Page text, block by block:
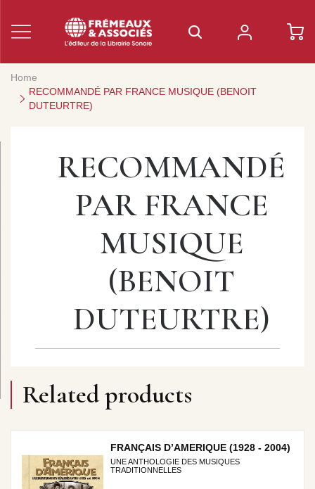
Home
RECOMMANDÉ PAR FRANCE MUSIQUE (BENOIT
DUTEURTRE)
RECOMMANDÉ
PAR FRANCE
MUSIQUE
(BENOIT
DUTEURTRE)
Related products
FRANÇAIS D’AMERIQUE (1928 - 2004)
UNE ANTHOLOGIE DES MUSIQUES
TRADITIONNELLES